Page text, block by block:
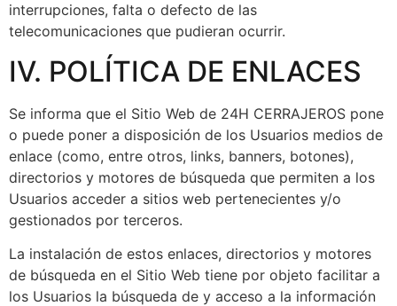
interrupciones, falta o defecto de las
telecomunicaciones que pudieran ocurrir.
IV. POLÍTICA DE ENLACES
Se informa que el Sitio Web de 24H CERRAJEROS pone
o puede poner a disposición de los Usuarios medios de
enlace (como, entre otros, links, banners, botones),
directorios y motores de búsqueda que permiten a los
Usuarios acceder a sitios web pertenecientes y/o
gestionados por terceros.
La instalación de estos enlaces, directorios y motores
de búsqueda en el Sitio Web tiene por objeto facilitar a
los Usuarios la búsqueda de y acceso a la información